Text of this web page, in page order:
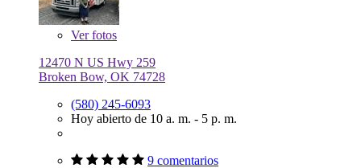
Verfotos
12470 N US Hwy 259
Broken Bow, OK 74728
(580) 245-6093
Hoy abierto de 10 a. m. - 5 p. m.
9 comentarios